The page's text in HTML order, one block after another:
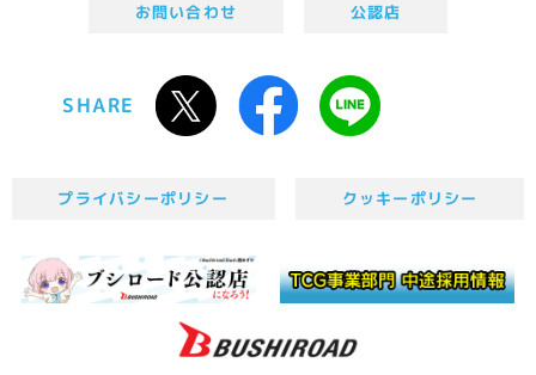
お問い合わせ 公認店
SHARE
プライバシーポリシー クッキーポリシー